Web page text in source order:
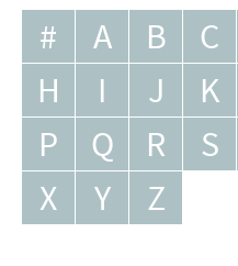
# A B C
H
I J K
P
Q R S
X
Y Z